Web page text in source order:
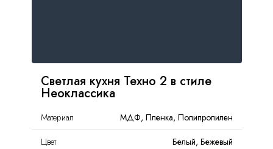
Доставка и оплата
Гарантии и качество
Сборка
Светлая кухня Техно 2 в стиле
Неоклассика
Материал
МДФ, Пленка, Полипропилен
Цвет
Белый, Бежевый